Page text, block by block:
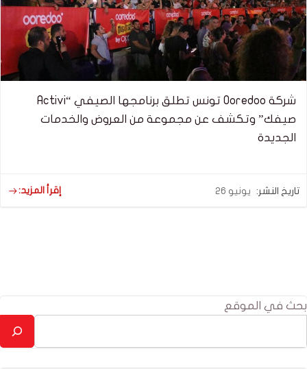
شركة Ooredoo تونس تطلق برنامجها الصيفي “Activi
صيفك” وتكشف عن مجموعة من العروض والخدمات
الجديدة
تاريخ النشر: يونيو 26 إقرأ المزيد:
بحث في الموقع